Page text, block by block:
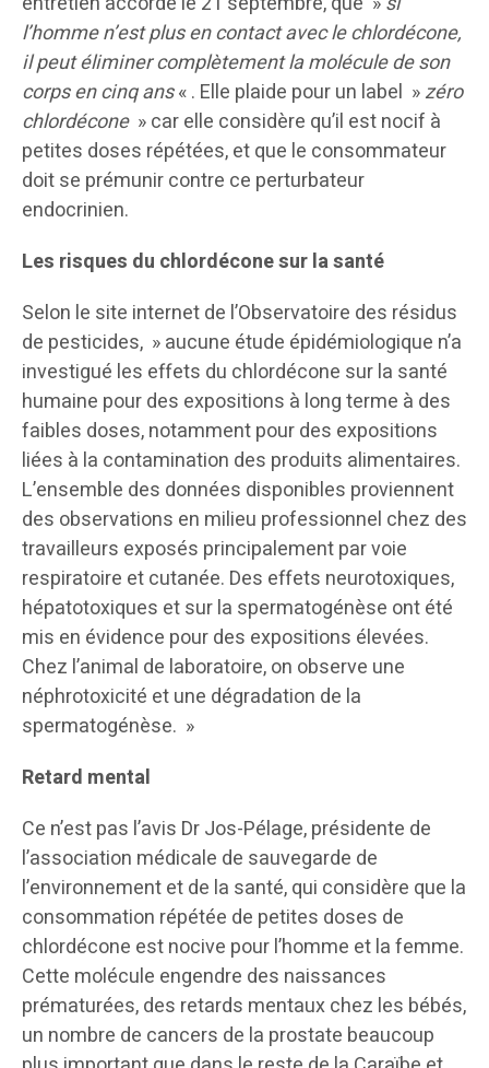
l’homme n’est plus en contact avec le chlordécone,
il peut éliminer complètement la molécule de son
corps en cinq ans« . Elle plaide pour un label »zéro
chlordécone» car elle considère qu’il est nocif à
petites doses répétées, et que le consommateur
doit se prémunir contre ce perturbateur
endocrinien.
Les risques du chlordécone sur la santé
Selon le site internet de l’Observatoire des résidus
de pesticides, » aucune étude épidémiologique n’a
investigué les effets du chlordécone sur la santé
humaine pour des expositions à long terme à des
faibles doses, notamment pour des expositions
liées à la contamination des produits alimentaires.
L’ensemble des données disponibles proviennent
des observations en milieu professionnel chez des
travailleurs exposés principalement par voie
respiratoire et cutanée. Des effets neurotoxiques,
hépatotoxiques et sur la spermatogénèse ont été
mis en évidence pour des expositions élevées.
Chez l’animal de laboratoire, on observe une
néphrotoxicité et une dégradation de la
spermatogénèse. »
Retard mental
Ce n’est pas l’avis Dr Jos-Pélage, présidente de
l’association médicale de sauvegarde de
l’environnement et de la santé, qui considère que la
consommation répétée de petites doses de
chlordécone est nocive pour l’homme et la femme.
Cette molécule engendre des naissances
prématurées, des retards mentaux chez les bébés,
un nombre de cancers de la prostate beaucoup